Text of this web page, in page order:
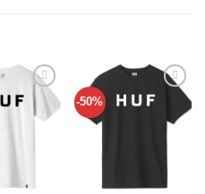
a tu
-50%
lista de